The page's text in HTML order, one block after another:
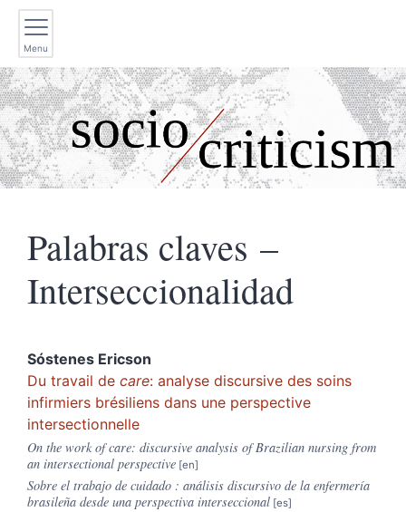
Menu
Palabras claves –
Interseccionalidad
Sóstenes Ericson
Du travail de care: analyse discursive des soins
infirmiers brésiliens dans une perspective
intersectionnelle
On the work of care: discursive analysis of Brazilian nursing from
an intersectional perspective
Sobre el trabajo de cuidado : análisis discursivo de la enfermería
brasileña desde una perspectiva interseccional